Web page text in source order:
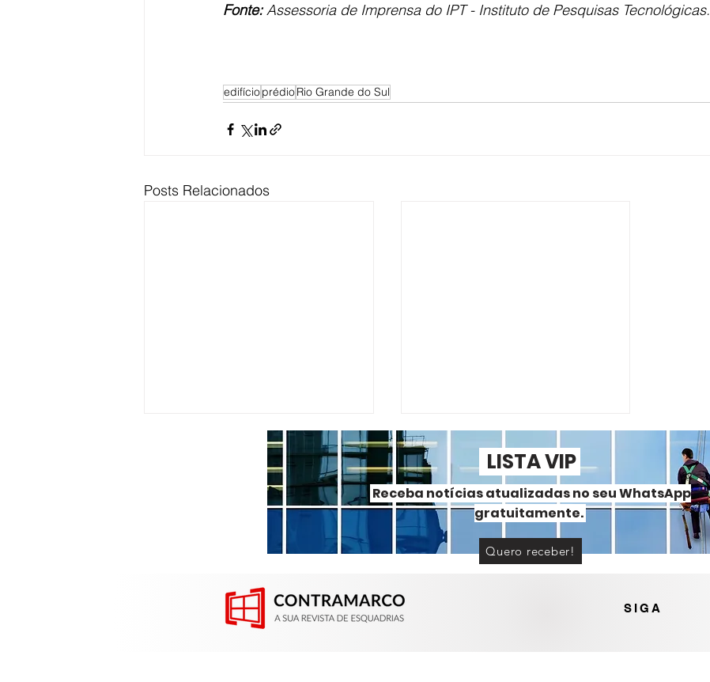
Fonte: Assessoria de Imprensa do IPT - Instituto de Pesquisas Tecnológicas.
edifícioprédioRio Grande do Sul
Posts Relacionados
Construsul em Porto Alegre
Portas e janelas de alumínio
LISTA VIP
Receba notícias atualizadas no seu WhatsApp
gratuitamente.
Quero receber!
SIGA